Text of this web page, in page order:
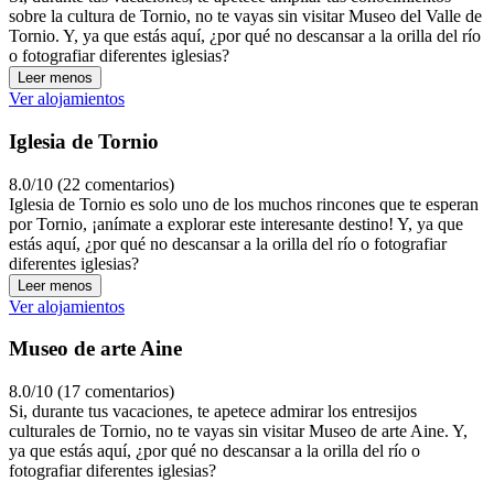
sobre la cultura de Tornio, no te vayas sin visitar Museo del Valle de
Tornio. Y, ya que estás aquí, ¿por qué no descansar a la orilla del río
o fotografiar diferentes iglesias?
Leer menos
Ver alojamientos
Iglesia de Tornio
8.0/10 (22 comentarios)
Iglesia de Tornio es solo uno de los muchos rincones que te esperan
por Tornio, ¡anímate a explorar este interesante destino! Y, ya que
estás aquí, ¿por qué no descansar a la orilla del río o fotografiar
diferentes iglesias?
Leer menos
Ver alojamientos
Museo de arte Aine
8.0/10 (17 comentarios)
Si, durante tus vacaciones, te apetece admirar los entresijos
culturales de Tornio, no te vayas sin visitar Museo de arte Aine. Y,
ya que estás aquí, ¿por qué no descansar a la orilla del río o
fotografiar diferentes iglesias?